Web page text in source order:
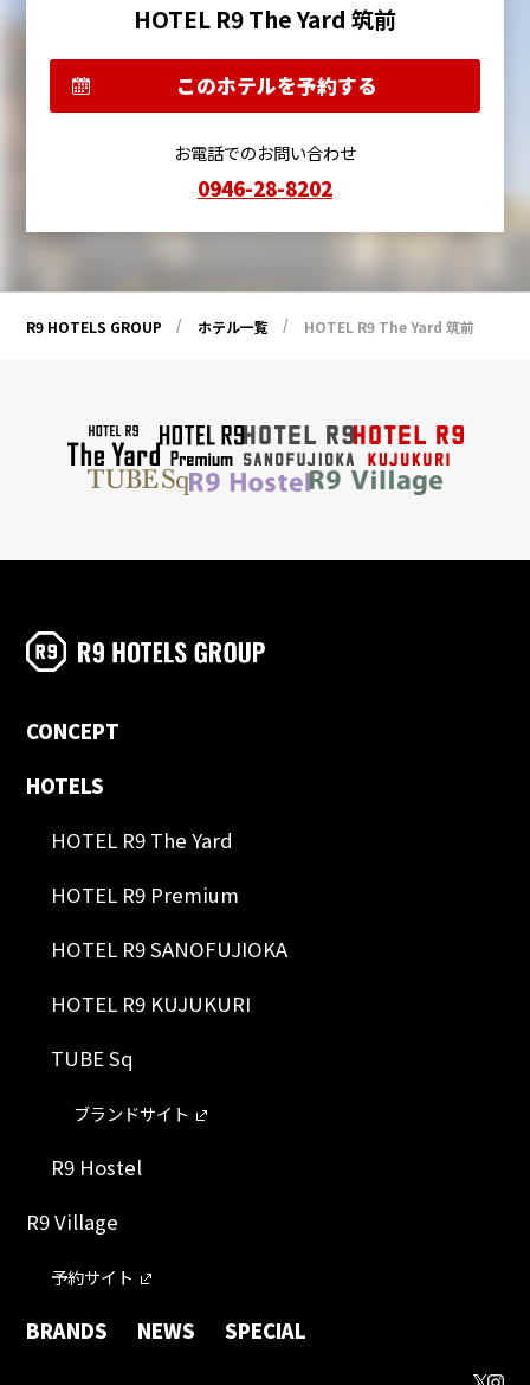
HOTEL R9 The Yard 筑前
このホテルを予約する
お電話でのお問い合わせ
0946-28-8202
R9 HOTELS GROUP ホテル一覧 HOTEL R9 The Yard 筑前
CONCEPT
HOTELS
HOTEL R9 The Yard
HOTEL R9 Premium
HOTEL R9 SANOFUJIOKA
HOTEL R9 KUJUKURI
TUBE Sq
ブランドサイト
R9 Hostel
R9 Village
予約サイト
BRANDS NEWS SPECIAL